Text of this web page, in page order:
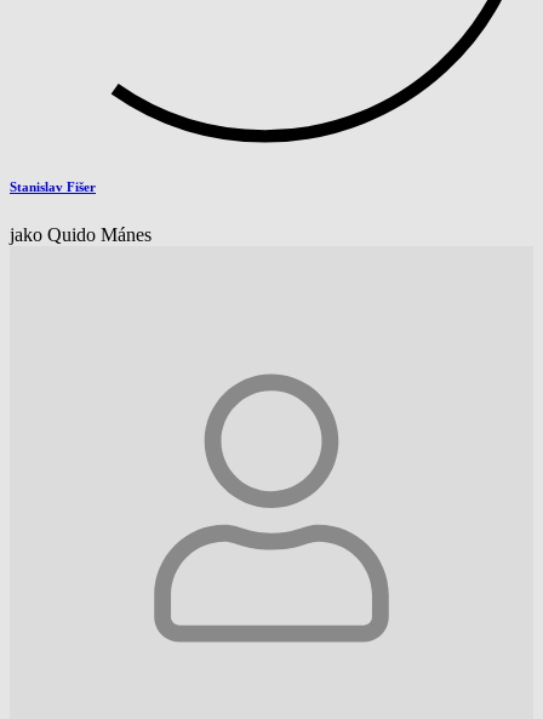
Stanislav Fišer
jako Quido Mánes